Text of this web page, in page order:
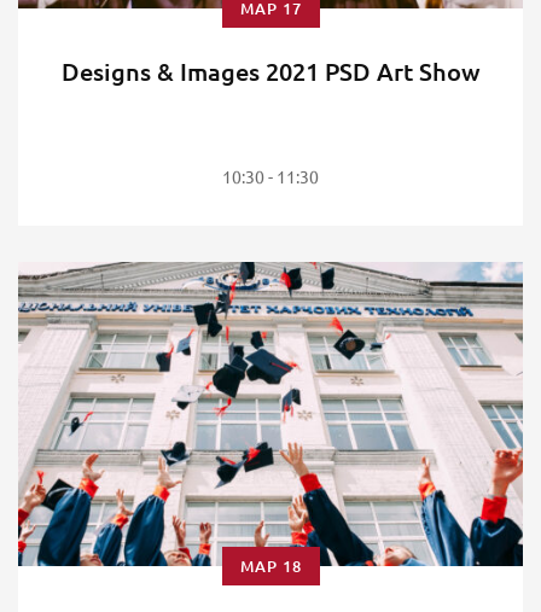
ΜΑΡ 17
Designs & Images 2021 PSD Art Show
10:30 - 11:30
ΜΑΡ 18